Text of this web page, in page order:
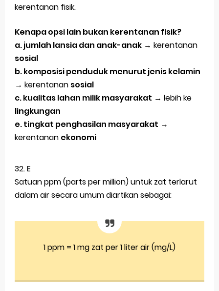
kerentanan fisik.
Kenapa opsi lain bukan kerentanan fisik?
a. jumlah lansia dan anak-anak → kerentanan
sosial
b. komposisi penduduk menurut jenis kelamin
→ kerentanan sosial
c. kualitas lahan milik masyarakat → lebih ke
lingkungan
e. tingkat penghasilan masyarakat →
kerentanan ekonomi
32. E
Satuanppm (parts per million)untuk zat terlarut
dalam air secara umum diartikan sebagai:
1 ppm = 1 mg zat per 1 liter air (mg/L)